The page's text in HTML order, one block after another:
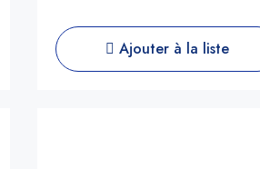
Ajouter à la liste